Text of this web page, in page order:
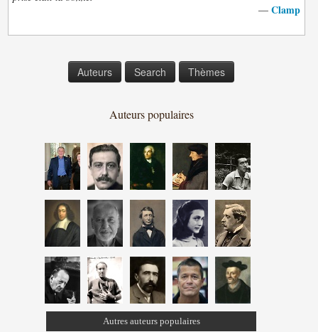
— Clamp
Auteurs Search Thèmes
Auteurs populaires
Autres auteurs populaires